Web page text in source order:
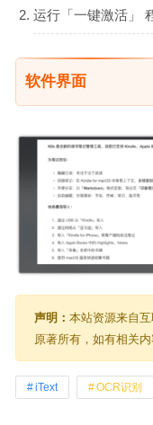
运行「一键激活」
软件界面
声明： 本站资源来自
原著所有，如有相关
iText OCR识别